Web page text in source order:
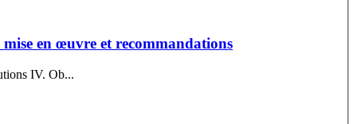
en œuvre et recommandations
IV. Ob...